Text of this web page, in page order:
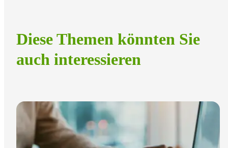
Diese Themen könnten Sie
auch interessieren